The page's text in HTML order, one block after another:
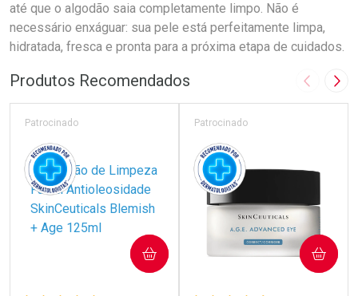
até que o algodão saia completamente limpo. Não é
necessário enxáguar: sua pele está perfeitamente limpa,
hidratada, fresca e pronta para a próxima etapa de cuidados.
Produtos Recomendados Imagem
Patrocinado
COMPRAR
Patrocinado
COMPRAR